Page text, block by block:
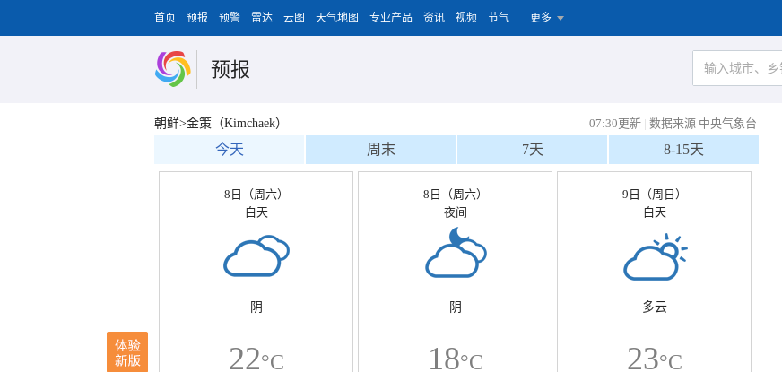
首页 预报 预警 雷达 云图 天气地图 专业产品 资讯 视频 节气 更多
预报
朝鲜>金策（Kimchaek） 07:30更新 | 数据来源 中央气象台
今天 周末 7天 8-15天
8日（周六）
白天
阴
22°C
8日（周六）
夜间
阴
18°C
9日（周日）
白天
多云
23°C